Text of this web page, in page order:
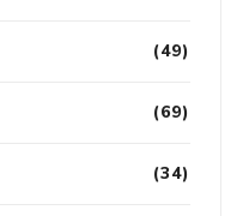
(49)
(69)
(34)